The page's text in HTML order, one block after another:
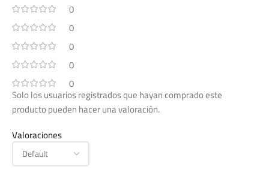
0
0
0
0
0
Valoraciones
Solo los usuarios registrados que hayan comprado este
producto pueden hacer una valoración.